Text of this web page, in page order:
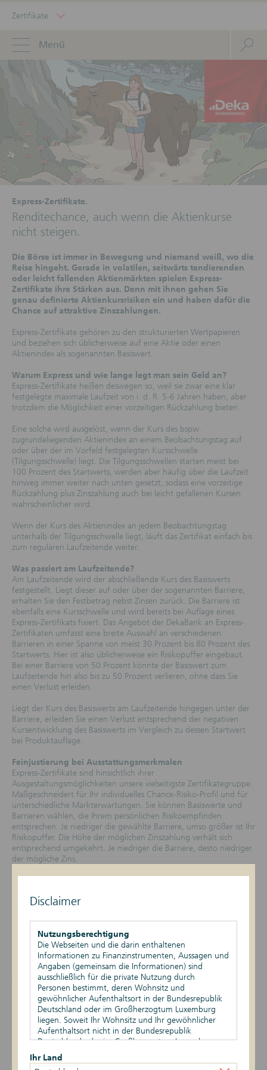
Disclaimer
Nutzungsberechtigung
Die Webseiten und die darin enthaltenen
Informationen zu Finanzinstrumenten, Aussagen und
Angaben (gemeinsam die Informationen) sind
ausschließlich für die private Nutzung durch
Personen bestimmt, deren Wohnsitz und
gewöhnlicher Aufenthaltsort in der Bundesrepublik
Deutschland oder im Großherzogtum Luxemburg
liegen. Soweit Ihr Wohnsitz und Ihr gewöhnlicher
Aufenthaltsort nicht in der Bundesrepublik
Deutschland oder im Großherzogtum Luxemburg
liegen, ist Ihnen die Nutzung dieser Webseiten nicht
gestattet. Durch die Nutzung dieser Webseiten
Ihr Land
Zertifikate
Menü
Express-Zertifikate.
Renditechance, auch wenn die Aktienkurse
nicht steigen.
Die Börse ist immer in Bewegung und niemand weiß, wo die
Reise hingeht. Gerade in volatilen, seitwärts tendierenden
oder leicht fallenden Aktienmärkten spielen Express-
Zertifikate ihre Stärken aus. Denn mit ihnen gehen Sie
genau definierte Aktienkursrisiken ein und haben dafür die
Chance auf attraktive Zinszahlungen.
Express-Zertifikate gehören zu den strukturierten Wertpapieren
und beziehen sich üblicherweise auf eine Aktie oder einen
Aktienindex als sogenannten Basiswert.
Warum Express und wie lange legt man sein Geld an?
Express-Zertifikate heißen deswegen so, weil sie zwar eine klar
festgelegte maximale Laufzeit von i. d. R. 5-6 Jahren haben, aber
trotzdem die Möglichkeit einer vorzeitigen Rückzahlung bieten.
Eine solche wird ausgelöst, wenn der Kurs des bspw.
zugrundeliegenden Aktienindex an einem Beobachtungstag auf
oder über der im Vorfeld festgelegten Kursschwelle
(Tilgungsschwelle) liegt. Die Tilgungsschwellen starten meist bei
100 Prozent des Startwerts, werden aber häufig über die Laufzeit
hinweg immer weiter nach unten gesetzt, sodass eine vorzeitige
Rückzahlung plus Zinszahlung auch bei leicht gefallenen Kursen
wahrscheinlicher wird.
Wenn der Kurs des Aktienindex an jedem Beobachtungstag
unterhalb der Tilgungsschwelle liegt, läuft das Zertifikat einfach bis
zum regulären Laufzeitende weiter.
Was passiert am Laufzeitende?
Am Laufzeitende wird der abschließende Kurs des Basiswerts
festgestellt. Liegt dieser auf oder über der sogenannten Barriere,
erhalten Sie den Festbetrag nebst Zinsen zurück. Die Barriere ist
ebenfalls eine Kursschwelle und wird bereits bei Auflage eines
Express-Zertifikats fixiert. Das Angebot der DekaBank an Express-
Zertifikaten umfasst eine breite Auswahl an verschiedenen
Barrieren in einer Spanne von meist 30 Prozent bis 80 Prozent des
Startwerts. Hier ist also üblicherweise ein Risikopuffer eingebaut.
Bei einer Barriere von 50 Prozent könnte der Basiswert zum
Laufzeitende hin also bis zu 50 Prozent verlieren, ohne dass Sie
einen Verlust erleiden.
Liegt der Kurs des Basiswerts am Laufzeitende hingegen unter der
Barriere, erleiden Sie einen Verlust entsprechend der negativen
Kursentwicklung des Basiswerts im Vergleich zu dessen Startwert
bei Produktauflage.
Feinjustierung bei Ausstattungsmerkmalen
Express-Zertifikate sind hinsichtlich ihrer
Ausgestaltungsmöglichkeiten unsere vielseitigste Zertifikategruppe.
Maßgeschneidert für Ihr individuelles Chance-Risiko-Profil und für
unterschiedliche Markterwartungen. Sie können Basiswerte und
Barrieren wählen, die Ihrem persönlichen Risikoempfinden
entsprechen. Je niedriger die gewählte Barriere, umso größer ist Ihr
Risikopuffer. Die Höhe der möglichen Zinszahlung verhält sich
entsprechend umgekehrt. Je niedriger die Barriere, desto niedriger
der mögliche Zins.
vorzeitigen Rückzahlung gehalten werden. Es ist jedoch auch
aktuellen Marktpreis zu verkaufen. Der Marktpreis kann dabei über
oder unter dem Erstausgabepreis des Zertifikats liegen.
Diese Risiken sollten Sie beachten.
Express-Zertifikate sind Inhaberschuldverschreibungen. Wie bei
jeder Schuldverschreibung sollten Sie also das Emittentenrisiko
beachten. So wären insbesondere bei Zahlungsunfähigkeit der
Emittentin Verluste bis hin zum Totalverlust möglich. Darüber
hinaus können in Abhängigkeit von der Wertentwicklung des
Basiswerts auch bei der Rückzahlung Verluste eintreten. Zudem
gibt es während der Laufzeit verschiedene Faktoren – wie z. B. die
Kursentwicklung des Basiswerts und die allgemeine
Zinsentwicklung –, die den Wert des Zertifikats nachteilig
beeinflussen können.